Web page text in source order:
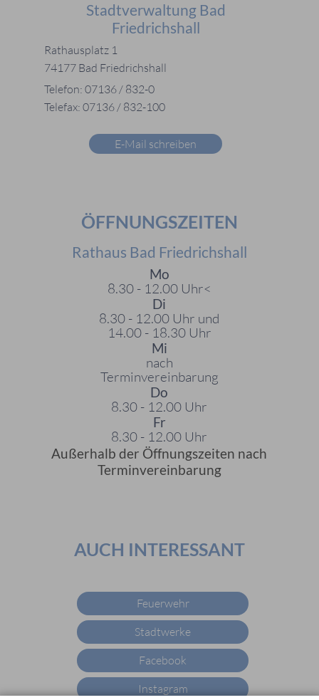
Stadtverwaltung Bad
Friedrichshall
Rathausplatz 1
74177 Bad Friedrichshall
Telefon: 07136 / 832-0
Telefax: 07136 / 832-100
E-Mail schreiben
ÖFFNUNGSZEITEN
Rathaus Bad Friedrichshall
Mo
8.30 - 12.00 Uhr<
Di
8.30 - 12.00 Uhr und
14.00 - 18.30 Uhr
Mi
nach
Terminvereinbarung
Do
8.30 - 12.00 Uhr
Fr
8.30 - 12.00 Uhr
Außerhalb der Öffnungszeiten nach
Terminvereinbarung
AUCH INTERESSANT
Feuerwehr
Stadtwerke
Facebook
Instagram